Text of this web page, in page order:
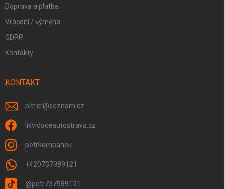
Doprava a platba
Vrácení / výměna
GDPR
Kontakty
KONTAKT
pitr.cr@seznam.cz
likvidaceautostrava.cz
petrkompanek
+420737989121
@petr737989121